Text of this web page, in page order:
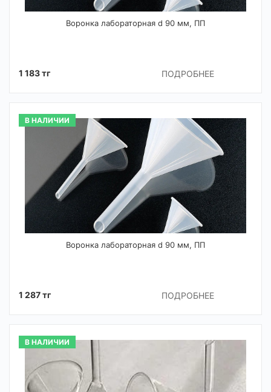
Воронка лабораторная d 90 мм, ПП
1 183 тг ПОДРОБНЕЕ
В НАЛИЧИИ
Воронка лабораторная d 90 мм, ПП
1 287 тг ПОДРОБНЕЕ
В НАЛИЧИИ